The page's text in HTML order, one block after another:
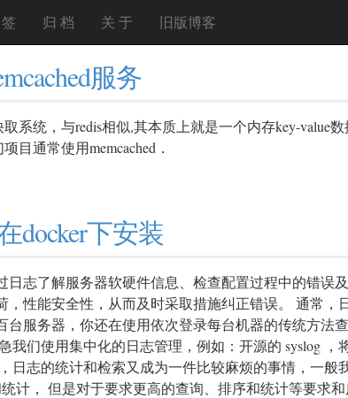
归 档 关 于 旧版博客
服务
系统，与redis相似,其本质上就是一个内存key-value数
目通常使用memcached．
docker下安装
志了解服务器软硬件信息、检查配置过程中的错误
，性能安全性，从而及时采取措施纠正错误。 通常，
台服务器，你还在使用依次登录每台机器的传统方法
我们使用集中化的日志管理，例如：开源的 syslog ，
日志的统计和检索又成为一件比较麻烦的事情，一般
计， 但是对于要求更高的查询、排序和统计等要求